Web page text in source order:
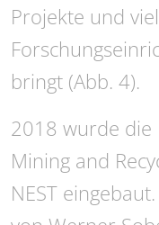
Projekte und
bringt (Abb. 4).
2018 wurde die
Mining and
NEST